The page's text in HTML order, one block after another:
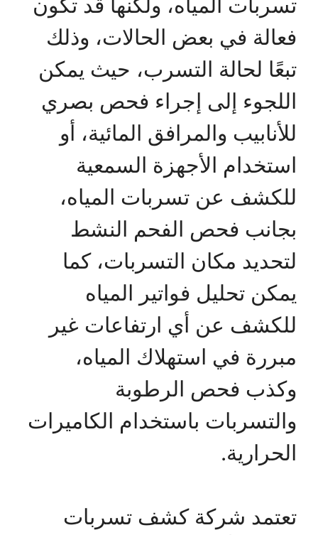
فعالة في بعض الحالات، وذلك
تبعًا لحالة التسرب، حيث يمكن
اللجوء إلى إجراء فحص بصري
للأنابيب والمرافق المائية، أو
استخدام الأجهزة السمعية
للكشف عن تسربات المياه،
بجانب فحص الفحم النشط
لتحديد مكان التسربات، كما
يمكن تحليل فواتير المياه
للكشف عن أي ارتفاعات غير
مبررة في استهلاك المياه،
وكذب فحص الرطوبة
والتسربات باستخدام الكاميرات
الحرارية.
تعتمد شركة كشف تسربات